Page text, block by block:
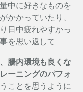
中に好きなものを
かかっていたり、
日中疲れやすかっ
を思い返して
腸内環境も良くな
ーニングのパフォ
ことを思うように